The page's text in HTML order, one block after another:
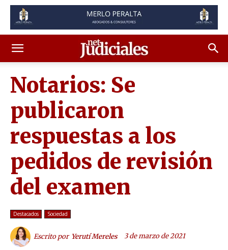
Notarios: Se
publicaron
respuestas a los
pedidos de revisión
del examen
Destacados Sociedad
Escrito por Yerutí Mereles 3 de marzo de 2021